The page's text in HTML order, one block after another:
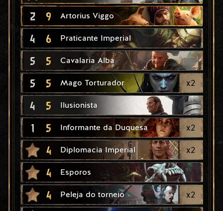
2 9 Artorius Viggo
4 6 Praticante Imperial
5 5 Cavalaria Alba
5 5 Mago Torturador x2
4 5 Ilusionista
1 5 Informante da Duquesa x2
4 Diplomacia Imperial x2
4 Esporos
4 Peleja do torneio x2